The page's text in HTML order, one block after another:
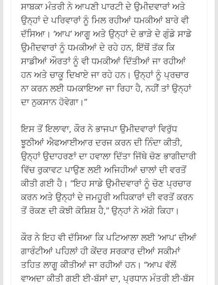
ਸਾਬਕਾ ਮੰਤਰੀ ਨੇ ਆਪਣੀ ਪਾਰਟੀ ਦੇ ਉਮੀਦਵਾਰਾਂ ਅਤੇ
ਉਨ੍ਹਾਂ ਦੇ ਪਰਿਵਾਰਾਂ ਨੂੰ ਮਿਲ ਰਹੀਆਂ ਧਮਕੀਆਂ ਬਾਰੇ ਵੀ
ਦੱਸਿਆ। ‘ਆਪ’ ਆਗੂ ਅਤੇ ਉਨ੍ਹਾਂ ਦੇ ਭਾੜੇ ਦੇ ਗੁੰਡੇ ਸਾਡੇ
ਉਮੀਦਵਾਰਾਂ ਨੂੰ ਧਮਕੀਆਂ ਦੇ ਰਹੇ ਹਨ, ਇੱਥੋਂ ਤੱਕ ਕਿ
ਸਾਡੀਆਂ ਔਰਤਾਂ ਨੂੰ ਵੀ ਧਮਕੀਆਂ ਦਿੱਤੀਆਂ ਜਾ ਰਹੀਆਂ
ਹਨ ਅਤੇ ਚਾਕੂ ਦਿਖਾਏ ਜਾ ਰਹੇ ਹਨ। ਉਨ੍ਹਾਂ ਨੂੰ ਪ੍ਰਚਾਰ
ਨਾ ਕਰਨ ਲਈ ਧਮਕਾਇਆ ਜਾ ਰਿਹਾ ਹੈ, ਨਹੀਂ ਤਾਂ ਉਨ੍ਹਾਂ
ਦਾ ਨੁਕਸਾਨ ਹੋਵੇਗਾ।”
ਇਸ ਤੋਂ ਇਲਾਵਾ, ਕੌਰ ਨੇ ਭਾਜਪਾ ਉਮੀਦਵਾਰਾਂ ਵਿਰੁੱਧ
ਝੂਠੀਆਂ ਐਫਆਈਆਰ ਦਰਜ ਕਰਨ ਦੀ ਨਿੰਦਾ ਕੀਤੀ,
ਉਨ੍ਹਾਂ ਉਦਾਹਰਣਾਂ ਦਾ ਹਵਾਲਾ ਦਿੱਤਾ ਜਿੱਥੇ ਚੋਣ ਭਾਗੀਦਾਰੀ
ਵਿੱਚ ਰੁਕਾਵਟ ਪਾਉਣ ਲਈ ਅਜਿਹੀਆਂ ਚਾਲਾਂ ਦੀ ਵਰਤੋਂ
ਕੀਤੀ ਗਈ ਹੈ। “ਇਹ ਸਾਡੇ ਉਮੀਦਵਾਰਾਂ ਨੂੰ ਚੋਣ ਪ੍ਰਚਾਰ
ਕਰਨ ਅਤੇ ਉਨ੍ਹਾਂ ਦੇ ਜਮਹੂਰੀ ਅਧਿਕਾਰਾਂ ਦੀ ਵਰਤੋਂ ਕਰਨ
ਤੋਂ ਰੋਕਣ ਦੀ ਕੋਝੀ ਕੋਸ਼ਿਸ਼ ਹੈ,” ਉਨ੍ਹਾਂ ਨੇ ਅੱਗੇ ਕਿਹਾ।
ਕੌਰ ਨੇ ਇਹ ਵੀ ਦੱਸਿਆ ਕਿ ਪਟਿਆਲਾ ਲਈ ‘ਆਪ’ ਦੀਆਂ
ਗਾਰੰਟੀਆਂ ਪਹਿਲਾਂ ਹੀ ਕੇਂਦਰ ਸਰਕਾਰ ਦੀਆਂ ਸਕੀਮਾਂ
ਤਹਿਤ ਲਾਗੂ ਕੀਤੀਆਂ ਜਾ ਰਹੀਆਂ ਹਨ। “ਆਪ ਵੱਲੋਂ
ਵਾਅਦਾ ਕੀਤੀ ਗਈ ਈ-ਬੱਸਾਂ ਦਾ, ਪ੍ਰਧਾਨ ਮੰਤਰੀ ਈ-ਬੱਸ